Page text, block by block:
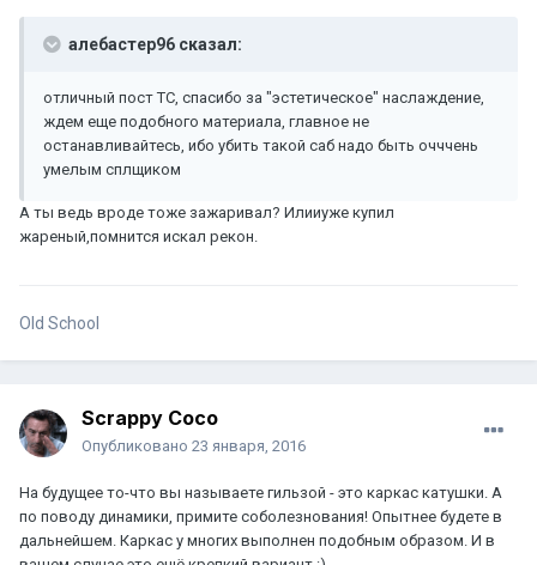
алебастер96 сказал:
отличный пост ТС, спасибо за "эстетическое" наслаждение,
ждем еще подобного материала, главное не
останавливайтесь, ибо убить такой саб надо быть очччень
умелым сплщиком
А ты ведь вроде тоже зажаривал? Илииуже купил
жареный,помнится искал рекон.
Old School
Scrappy Coco
Опубликовано 23 января, 2016
На будущее то-что вы называете гильзой - это каркас катушки. А
по поводу динамики, примите соболезнования! Опытнее будете в
дальнейшем. Каркас у многих выполнен подобным образом. И в